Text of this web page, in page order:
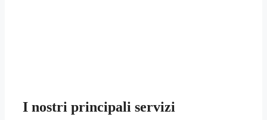
I nostri principali servizi